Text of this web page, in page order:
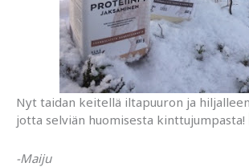
Nyt taidan keitellä iltapuuron ja
jotta selviän huomisesta kinttujumpasta!
-Maiju